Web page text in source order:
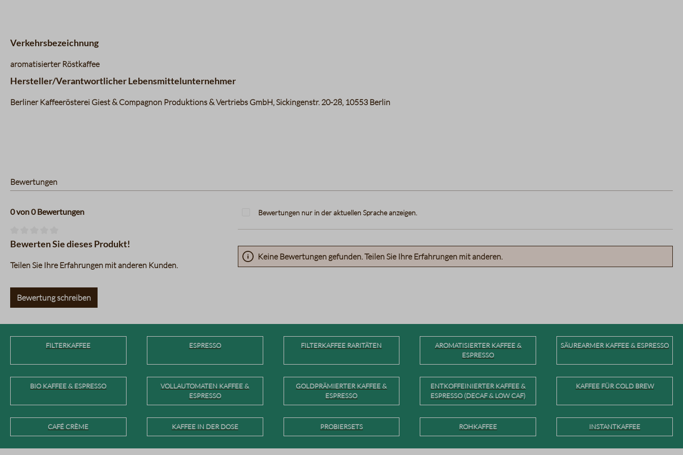
Verkehrsbezeichnung
aromatisierter Röstkaffee
Hersteller/Verantwortlicher Lebensmittelunternehmer
Berliner Kaffeerösterei Giest & Compagnon Produktions & Vertriebs GmbH, Sickingenstr. 20-28, 10553 Berlin
Bewertungen
0 von 0 Bewertungen
Durchschnittliche Bewertung von 0 von 5 Sternen
Bewerten Sie dieses Produkt!
Teilen Sie Ihre Erfahrungen mit anderen Kunden.
Bewertung schreiben
Bewertungen nur in der aktuellen Sprache anzeigen.
Keine Bewertungen gefunden. Teilen Sie Ihre Erfahrungen mit anderen.
FILTERKAFFEE ESPRESSO FILTERKAFFEE RARITÄTEN
AROMATISIERTER KAFFEE &
ESPRESSO
SÄUREARMER KAFFEE & ESPRESSO
BIO KAFFEE & ESPRESSO
VOLLAUTOMATEN KAFFEE &
ESPRESSO
GOLDPRÄMIERTER KAFFEE &
ESPRESSO
ENTKOFFEINIERTER KAFFEE &
ESPRESSO (DECAF & LOW CAF)
KAFFEE FÜR COLD BREW
CAFÉ CRÈME KAFFEE IN DER DOSE PROBIERSETS ROHKAFFEE INSTANTKAFFEE